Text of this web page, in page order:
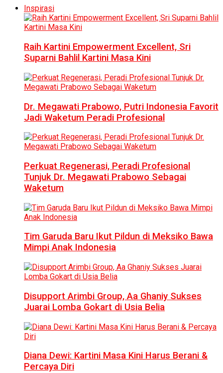
Inspirasi
Raih Kartini Empowerment Excellent, Sri
Suparni Bahlil Kartini Masa Kini
Dr. Megawati Prabowo, Putri Indonesia Favorit
Jadi Waketum Peradi Profesional
Perkuat Regenerasi, Peradi Profesional
Tunjuk Dr. Megawati Prabowo Sebagai
Waketum
Tim Garuda Baru Ikut Pildun di Meksiko Bawa
Mimpi Anak Indonesia
Disupport Arimbi Group, Aa Ghaniy Sukses
Juarai Lomba Gokart di Usia Belia
Diana Dewi: Kartini Masa Kini Harus Berani &
Percaya Diri